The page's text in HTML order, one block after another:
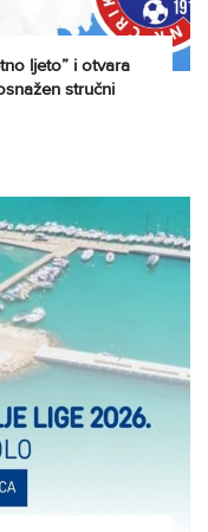
ljeto” i otvara
stručni